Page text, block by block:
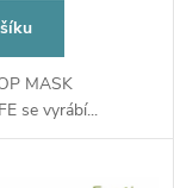
MASK
se vyrábí...